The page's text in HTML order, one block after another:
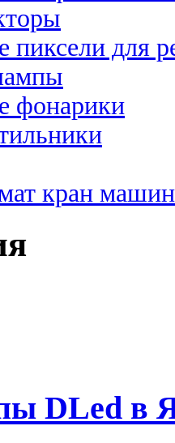
пиксели для
фонарики
кран
DLed в